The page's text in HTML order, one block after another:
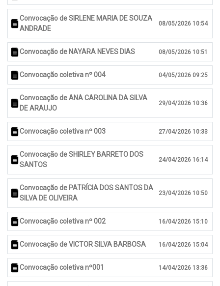
Convocação de SIRLENE MARIA DE SOUZA
ANDRADE
08/05/2026 10:54
Convocação de NAYARA NEVES DIAS 08/05/2026 10:51
Convocação coletiva nº 004 04/05/2026 09:25
Convocação de ANA CAROLINA DA SILVA
DE ARAUJO
29/04/2026 10:36
Convocação coletiva nº 003 27/04/2026 10:33
Convocação de SHIRLEY BARRETO DOS
SANTOS
24/04/2026 16:14
Convocação de PATRÍCIA DOS SANTOS DA
SILVA DE OLIVEIRA
23/04/2026 10:50
Convocação coletiva nº 002 16/04/2026 15:10
Convocação de VICTOR SILVA BARBOSA 16/04/2026 15:04
Convocação coletiva nº001 14/04/2026 13:36